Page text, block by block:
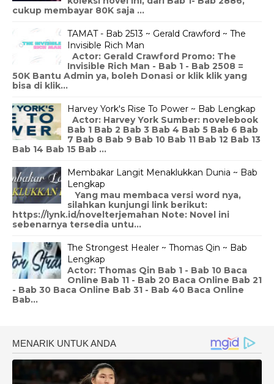
cukup membayar 80K saja ...
TAMAT - Bab 2513 ~ Gerald Crawford ~ The
Invisible Rich Man
Actor: Gerald Crawford Promo: The
Invisible Rich Man - Bab 1 - Bab 2508 =
50K Bantu Admin ya, boleh Donasi or klik klik yang
bisa di klik...
Harvey York's Rise To Power ~ Bab Lengkap
Actor: Harvey York Sumber: novelebook
Bab 1 Bab 2 Bab 3 Bab 4 Bab 5 Bab 6 Bab
7 Bab 8 Bab 9 Bab 10 Bab 11 Bab 12 Bab 13
Bab 14 Bab 15 Bab ...
Membakar Langit Menaklukkan Dunia ~ Bab
Lengkap
Yang mau membaca versi word nya,
silahkan kunjungi link berikut:
https://lynk.id/novelterjemahan Note: Novel ini
sebenarnya tersedia untu...
The Strongest Healer ~ Thomas Qin ~ Bab
Lengkap
Actor: Thomas Qin Bab 1 - Bab 10 Baca
Online Bab 11 - Bab 20 Baca Online Bab 21
- Bab 30 Baca Online Bab 31 - Bab 40 Baca Online
Bab...